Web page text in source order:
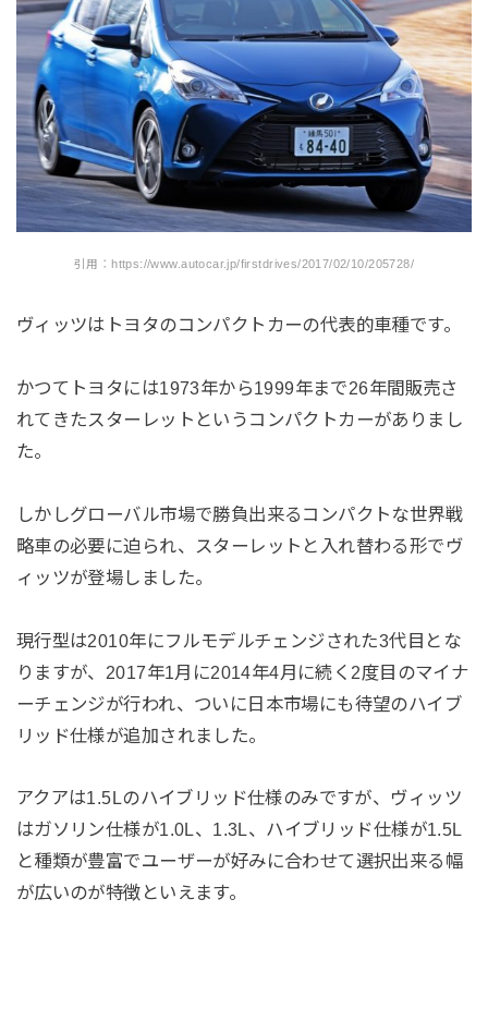
引用：https://www.autocar.jp/firstdrives/2017/02/10/205728/
ヴィッツはトヨタのコンパクトカーの代表的車種です。
かつてトヨタには1973年から1999年まで26年間販売さ
れてきたスターレットというコンパクトカーがありまし
た。
しかしグローバル市場で勝負出来るコンパクトな世界戦
略車の必要に迫られ、スターレットと入れ替わる形でヴ
ィッツが登場しました。
現行型は2010年にフルモデルチェンジされた3代目とな
りますが、2017年1月に2014年4月に続く2度目のマイナ
ーチェンジが行われ、ついに日本市場にも待望のハイブ
リッド仕様が追加されました。
アクアは1.5Lのハイブリッド仕様のみですが、ヴィッツ
はガソリン仕様が1.0L、1.3L、ハイブリッド仕様が1.5L
と種類が豊富でユーザーが好みに合わせて選択出来る幅
が広いのが特徴といえます。